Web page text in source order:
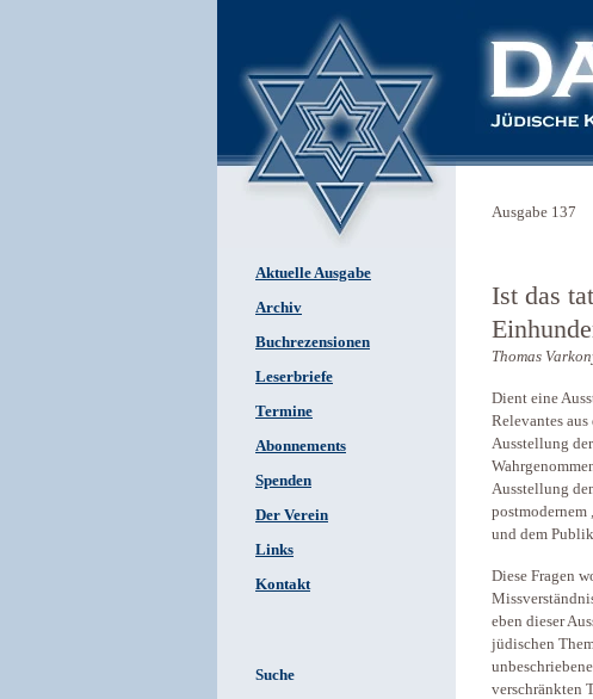
Aktuelle Ausgabe
Archiv
Buchrezensionen
Leserbriefe
Termine
Abonnements
Spenden
Der Verein
Links
Kontakt
Suche
Ausgabe 137
Ist das
Thomas
Dient eine
Relevantes
Ausstellung
Ausstellung
und dem
Diese Fragen
eben dieser
jüdischen
verschränkten